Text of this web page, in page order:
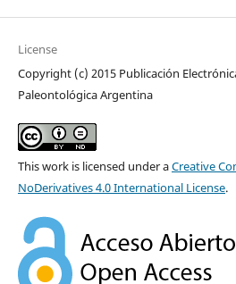
License
Copyright (c) 2015 Publicación
Paleontológica Argentina
This work is licensed under aCreative
NoDerivatives 4.0 International License.